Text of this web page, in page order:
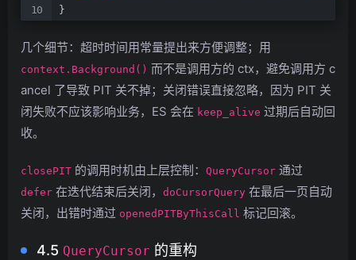
}
几个细节：超时时间用常量提出来方便调整；用
context.Background() 而不是调用方的 ctx，避免调用方 c
ancel 了导致 PIT 关不掉；关闭错误直接忽略，因为 PIT 关
闭失败不应该影响业务，ES 会在 keep_alive 过期后自动回
收。
closePIT 的调用时机由上层控制： QueryCursor 通过
defer 在迭代结束后关闭， doCursorQuery 在最后一页自动
关闭，出错时通过 openedPITByThisCall 标记回滚。
4.5 QueryCursor 的重构